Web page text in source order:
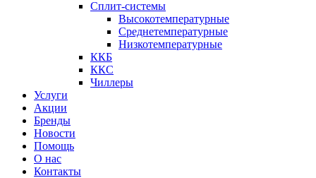
Сплит-системы
Высокотемпературные
Среднетемпературные
Низкотемпературные
ККБ
ККС
Чиллеры
Услуги
Акции
Бренды
Новости
Помощь
О нас
Контакты